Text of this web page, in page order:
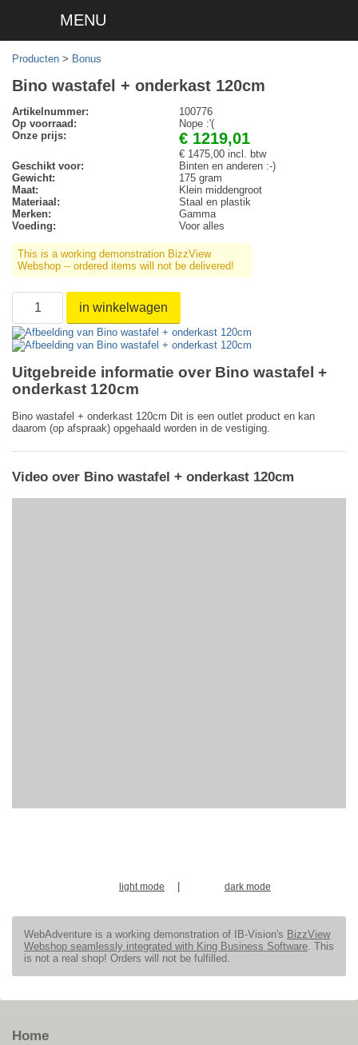
MENU
Producten > Bonus
Bino wastafel + onderkast 120cm
Artikelnummer:
100776
Op voorraad:
Nope :'(
Onze prijs:
€ 1219,01
€ 1475,00 incl. btw
Geschikt voor:
Binten en anderen :-)
Gewicht:
175 gram
Maat:
Klein middengroot
Materiaal:
Staal en plastik
Merken:
Gamma
Voeding:
Voor alles
This is a working demonstration BizzView
Webshop -- ordered items will not be delivered!
in winkelwagen
Uitgebreide informatie over Bino wastafel +
onderkast 120cm
Bino wastafel + onderkast 120cm Dit is een outlet product en kan
daarom (op afspraak) opgehaald worden in de vestiging.
Video over Bino wastafel + onderkast 120cm
light mode dark mode
WebAdventure is a working demonstration of IB-Vision's BizzView
Webshop seamlessly integrated with King Business Software. This
is not a real shop! Orders will not be fulfilled.
Home